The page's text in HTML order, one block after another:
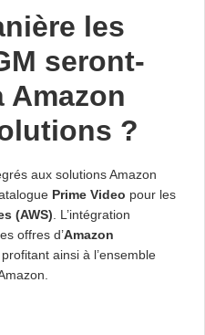
les
seront-
Amazon
?
aux solutions Amazon
Prime Video pour les
(AWS). L’intégration
offres d’Amazon
profitant ainsi à l’ensemble